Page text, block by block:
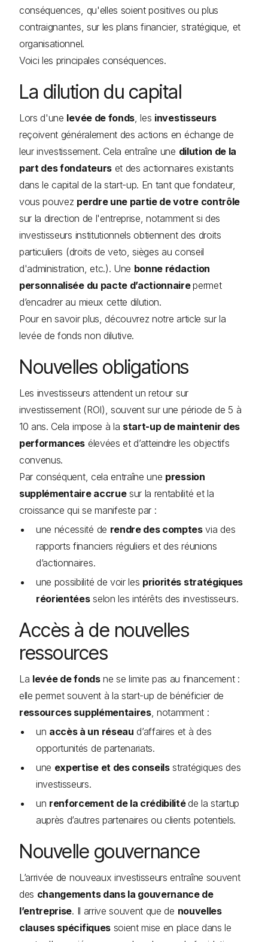
conséquences, qu'elles soient positives ou plus
contraignantes, sur les plans financier, stratégique, et
organisationnel.
Voici les principales conséquences.
La dilution du capital
Lors d'une levée de fonds , les investisseurs
reçoivent généralement des actions en échange de
leur investissement. Cela entraîne une dilution de la
part des fondateurset des actionnaires existants
dans le capital de la start-up. En tant que fondateur,
vous pouvez perdre une partie de votre contrôle
sur la direction de l'entreprise, notamment si des
investisseurs institutionnels obtiennent des droits
particuliers (droits de veto, sièges au conseil
d'administration, etc.). Une bonne rédaction
personnalisée du pacte d’actionnairepermet
d’encadrer au mieux cette dilution.
Pour en savoir plus, découvrez notre article sur la
levée de fonds non dilutive.
Nouvelles obligations
Les investisseurs attendent un retour sur
investissement (ROI), souvent sur une période de 5 à
10 ans. Cela impose à la start-up de maintenir des
performances élevées et d’atteindre les objectifs
convenus.
Par conséquent, cela entraîne une pression
supplémentaire accruesur la rentabilité et la
croissance qui se manifeste par :
une nécessité de rendre des comptesvia des
rapports financiers réguliers et des réunions
d’actionnaires.
une possibilité de voir les priorités stratégiques
réorientéesselon les intérêts des investisseurs.
Accès à de nouvelles
ressources
La levée de fondsne se limite pas au financement :
elle permet souvent à la start-up de bénéficier de
ressources supplémentaires, notamment :
un accès à un réseau d’affaires et à des
opportunités de partenariats.
une expertise et des conseilsstratégiques des
investisseurs.
un renforcement de la crédibilitéde la startup
auprès d’autres partenaires ou clients potentiels.
Nouvelle gouvernance
L’arrivée de nouveaux investisseurs entraîne souvent
des changements dans la gouvernance de
l’entreprise. Il arrive souvent que de nouvelles
clauses spécifiquessoient mise en place dans le